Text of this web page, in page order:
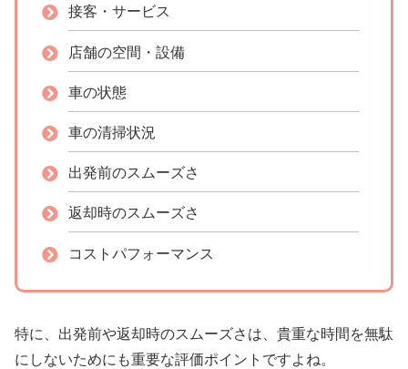
接客・サービス
店舗の空間・設備
車の状態
車の清掃状況
出発前のスムーズさ
返却時のスムーズさ
コストパフォーマンス
特に、出発前や返却時のスムーズさは、貴重な時間を無駄
にしないためにも重要な評価ポイントですよね。